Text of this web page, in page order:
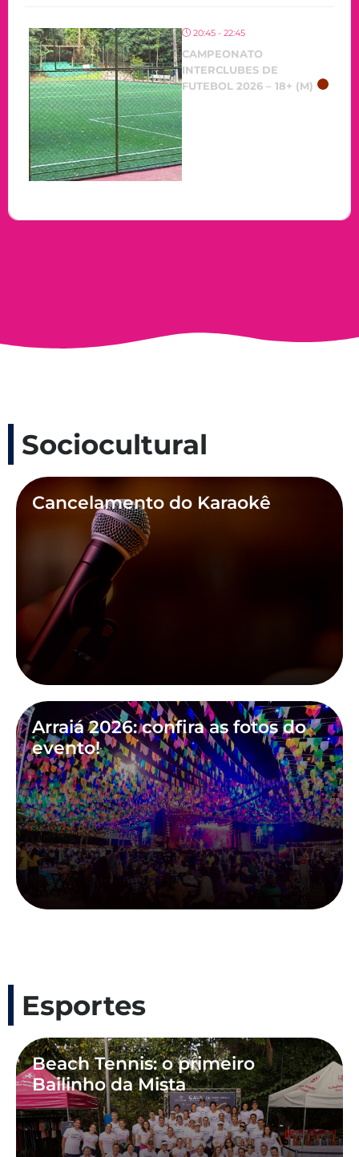
20:45 - 22:45
CAMPEONATO
INTERCLUBES DE
FUTEBOL 2026 – 18+ (M)
Sociocultural
Cancelamento do Karaokê
Arraiá 2026: confira as fotos do
evento!
Esportes
Beach Tennis: o primeiro
Bailinho da Mista